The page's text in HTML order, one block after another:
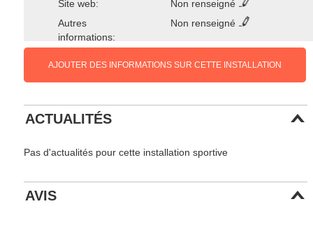
Site web:
Non renseigné
Autres
informations:
Non renseigné
AJOUTER DES INFORMATIONS SUR CETTE INSTALLATION
ACTUALITÉS
Pas d'actualités pour cette installation sportive
AVIS